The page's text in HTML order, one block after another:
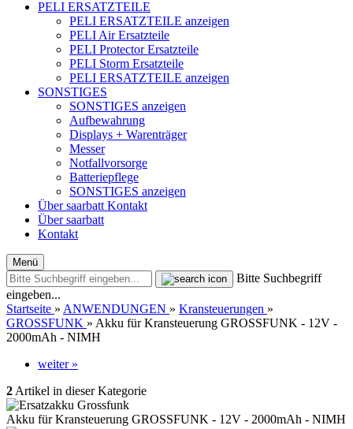
PELI ERSATZTEILE
PELI ERSATZTEILE anzeigen
PELI Air Ersatzteile
PELI Protector Ersatzteile
PELI Storm Ersatzteile
PELI ERSATZTEILE anzeigen
SONSTIGES
SONSTIGES anzeigen
Aufbewahrung
Displays + Warenträger
Messer
Notfallvorsorge
Batteriepflege
SONSTIGES anzeigen
Über saarbatt Kontakt
Über saarbatt
Kontakt
Menü
Bitte Suchbegriff
eingeben...
Startseite » ANWENDUNGEN » Kransteuerungen »
GROSSFUNK » Akku für Kransteuerung GROSSFUNK - 12V -
2000mAh - NIMH
weiter »
2 Artikel in dieser Kategorie
Akku für Kransteuerung GROSSFUNK - 12V - 2000mAh - NIMH